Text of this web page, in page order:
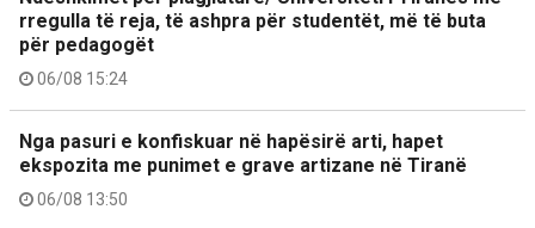
rregulla të reja, të ashpra për studentët, më të buta
për pedagogët
06/08 15:24
Nga pasuri e konfiskuar në hapësirë arti, hapet
ekspozita me punimet e grave artizane në Tiranë
06/08 13:50